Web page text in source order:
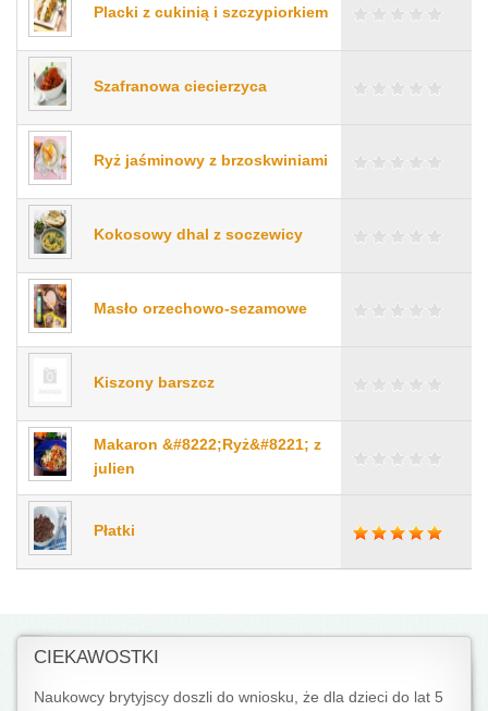
Placki z cukinią i szczypiorkiem
Szafranowa ciecierzyca
Ryż jaśminowy z brzoskwiniami
Kokosowy dhal z soczewicy
Masło orzechowo-sezamowe
Kiszony barszcz
Makaron &#8222;Ryż&#8221; z
julien
Płatki
CIEKAWOSTKI
Naukowcy brytyjscy doszli do wniosku, że dla dzieci do lat 5